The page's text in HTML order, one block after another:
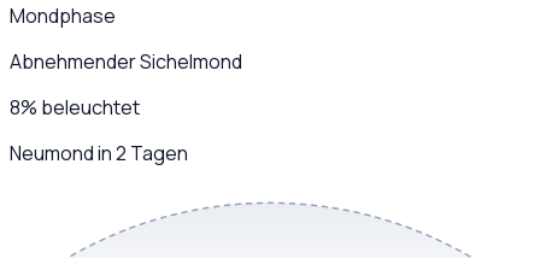
Mondphase
Abnehmender Sichelmond
8% beleuchtet
Neumond in 2 Tagen